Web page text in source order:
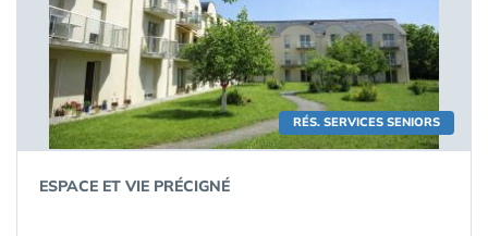
RÉS. SERVICES SENIORS
ESPACE ET VIE PRÉCIGNÉ